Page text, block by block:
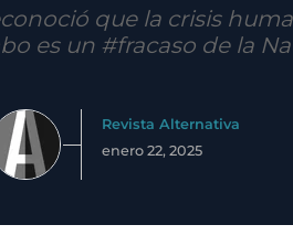
que la crisis
es un #fracaso de la
Revista Alternativa
enero 22, 2025